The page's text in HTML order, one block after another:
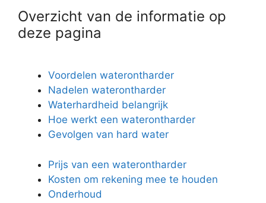
Overzicht van de informatie op
deze pagina
Voordelen waterontharder
Nadelen waterontharder
Waterhardheid belangrijk
Hoe werkt een waterontharder
Gevolgen van hard water
Prijs van een waterontharder
Kosten om rekening mee te houden
Onderhoud